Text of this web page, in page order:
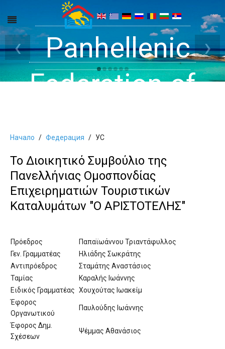
Panhellenic
Federation of
and Apartments
in Halkidiki
'Aristoteles'
Halkidiki -
Rooms, Studios,
Get inside your
Dreams
›
‹
Начало Федерация УС
Το Διοικητικό Συμβούλιο της
Πανελλήνιας Ομοσπονδίας
Επιχειρηματιών Τουριστικών
Καταλυμάτων "Ο ΑΡΙΣΤΟΤΕΛΗΣ"
Πρόεδρος
Παπαϊωάννου Τριαντάφυλλος
Γεν. Γραμματέας
Ηλιάδης Σωκράτης
Αντιπρόεδρος
Σταμάτης Αναστάσιος
Ταμίας
Καραλής Ιωάννης
Ειδικός Γραμματέας Χουχούτας Ιωακείμ
Έφορος
Οργανωτικού
Παυλούδης Ιωάννης
Έφορος Δημ.
Σχέσεων
Ψέμμας Αθανάσιος